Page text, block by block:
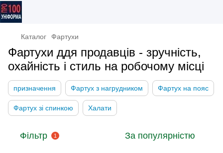
Каталог Фартухи
Фартухи ддя продавців - зручність,
охайність і стиль на робочому місці
призначення Фартух з нагрудником Фартух на пояс
Фартух зі спинкою Халати
Фільтр 1 За популярністю